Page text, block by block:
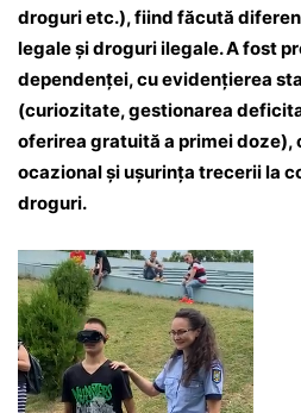
droguri etc.), fiind făcută
legale și droguri ilegale. A fost
dependenței, cu evidențierea
(curiozitate, gestionarea
oferirea gratuită a primei
ocazional și ușurința trecerii la
droguri.